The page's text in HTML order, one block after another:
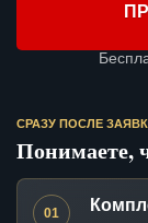
СРАЗУ ПОСЛЕ
Понимаете,
01